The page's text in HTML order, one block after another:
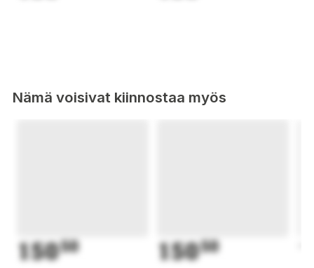
Nämä voisivat kiinnostaa myös
15050 15050